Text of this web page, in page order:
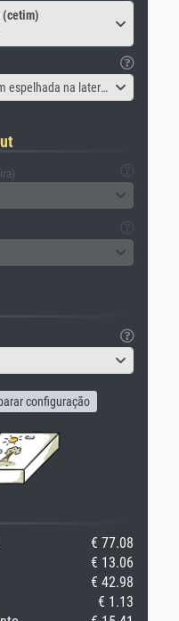
(cetim)
Quadro de lona - Imagem espelhada na lateral
configuração
€ 77.08
€ 13.06
€ 42.98
€ 1.13